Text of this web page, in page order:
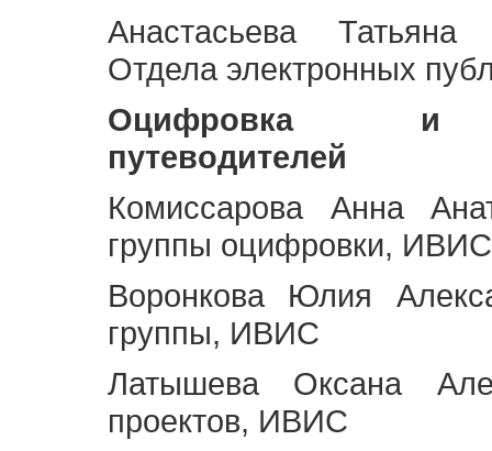
Анастасьева Татьяна
Отдела электронных
Оцифровка и
путеводителей
Комиссарова Анна
группы оцифровки, ИВИС
Воронкова Юлия
группы, ИВИС
Латышева Оксана
проектов, ИВИС